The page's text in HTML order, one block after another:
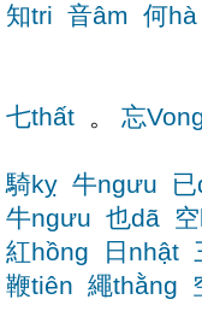
知tri 音âm 何hà
七thất 。 忘
騎kỵ 牛ngưu
牛ngưu 也dã
紅hồng
日nhật
鞭tiên 繩thằng